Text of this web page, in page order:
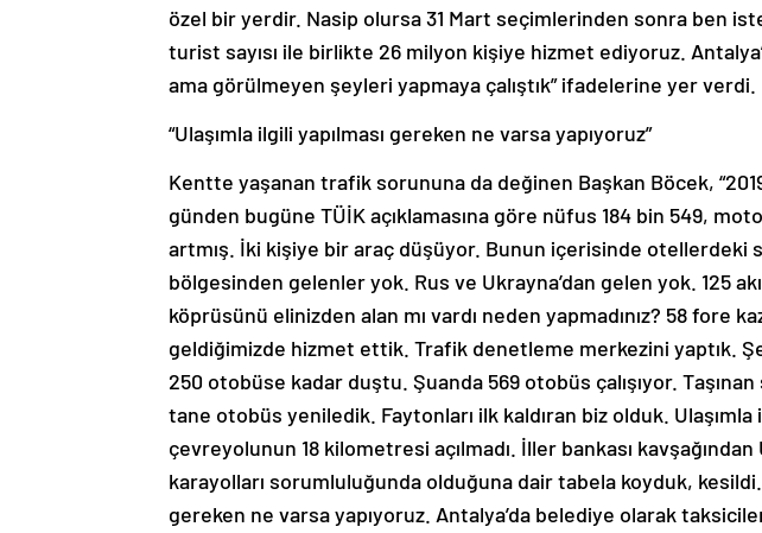
özel bir yerdir. Nasip olursa 31 Mart seçimlerinden sonra ben
turist sayısı ile birlikte 26 milyon kişiye hizmet ediyoruz.
ama görülmeyen şeyleri yapmaya çalıştık” ifadelerine yer verdi.
“Ulaşımla ilgili yapılması gereken ne varsa yapıyoruz”
Kentte yaşanan trafik sorununa da değinen Başkan Böcek,
günden bugüne TÜİK açıklamasına göre nüfus 184 bin 549,
artmış. İki kişiye bir araç düşüyor. Bunun içerisinde otellerdeki
bölgesinden gelenler yok. Rus ve Ukrayna’dan gelen yok. 125
köprüsünü elinizden alan mı vardı neden yapmadınız? 58 fore
geldiğimizde hizmet ettik. Trafik denetleme merkezini yaptık.
250 otobüse kadar duştu. Şuanda 569 otobüs çalışıyor. Taşınan
tane otobüs yeniledik. Faytonları ilk kaldıran biz olduk.
çevreyolunun 18 kilometresi açılmadı. İller bankası kavşağından
karayolları sorumluluğunda olduğuna dair tabela koyduk, kesildi.
gereken ne varsa yapıyoruz. Antalya’da belediye olarak